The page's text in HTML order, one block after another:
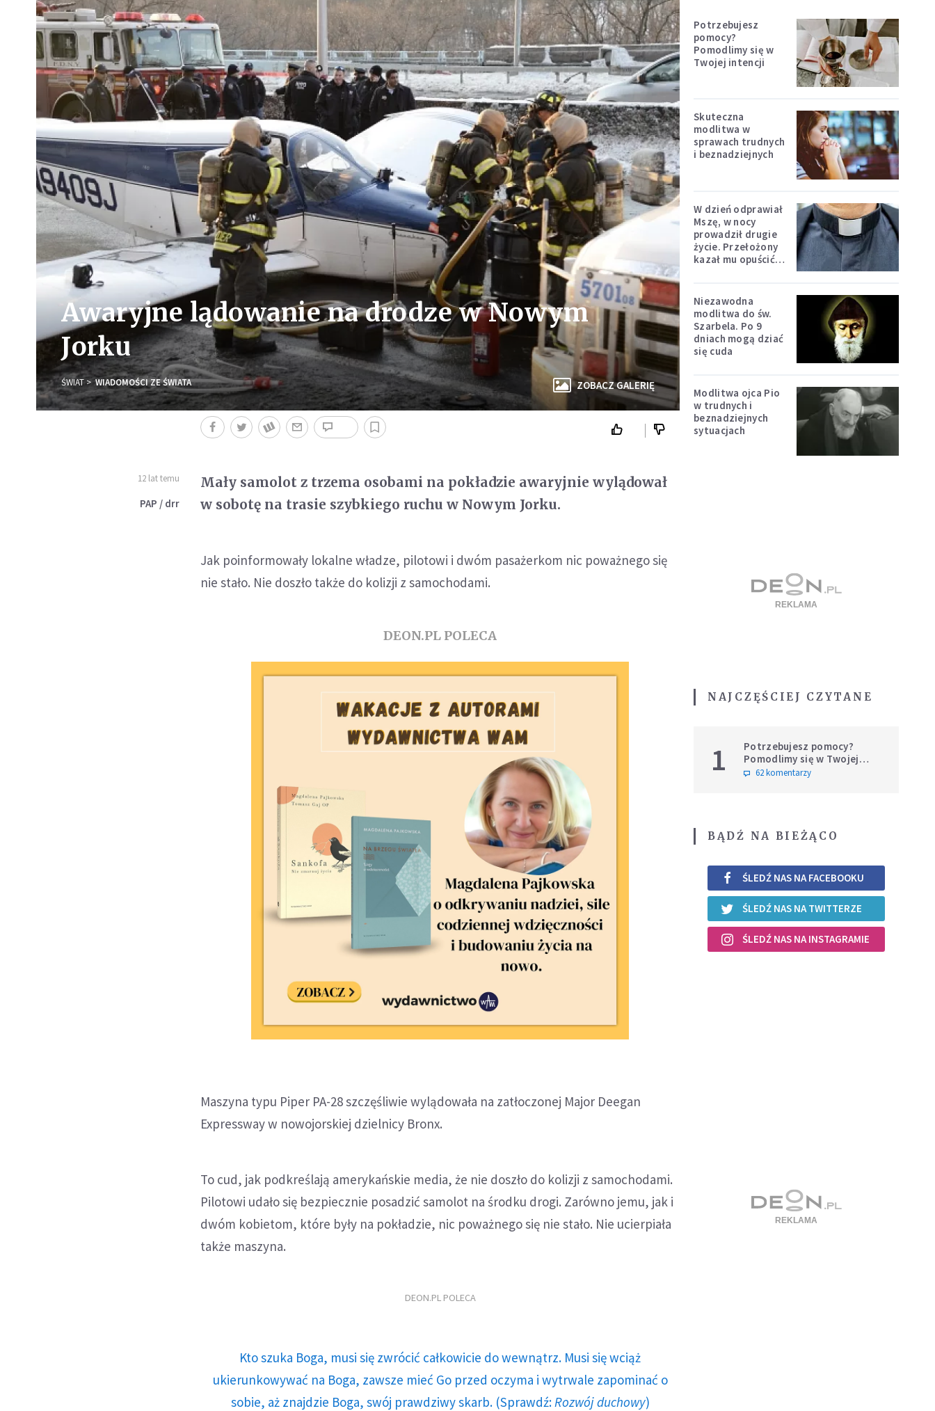
Awaryjne lądowanie na drodze w Nowym
Jorku
ŚWIAT WIADOMOŚCI ZE ŚWIATA ZOBACZ GALERIĘ
12 lat temu
PAP / drr
Mały samolot z trzema osobami na pokładzie awaryjnie wylądował
w sobotę na trasie szybkiego ruchu w Nowym Jorku.
Jak poinformowały lokalne władze, pilotowi i dwóm pasażerkom nic poważnego się
nie stało. Nie doszło także do kolizji z samochodami.
DEON.PL POLECA
Maszyna typu Piper PA-28 szczęśliwie wylądowała na zatłoczonej Major Deegan
Expressway w nowojorskiej dzielnicy Bronx.
To cud, jak podkreślają amerykańskie media, że nie doszło do kolizji z samochodami.
Pilotowi udało się bezpiecznie posadzić samolot na środku drogi. Zarówno jemu, jak i
dwóm kobietom, które były na pokładzie, nic poważnego się nie stało. Nie ucierpiała
także maszyna.
DEON.PL POLECA
Kto szuka Boga, musi się zwrócić całkowicie do wewnątrz. Musi się wciąż
ukierunkowywać na Boga, zawsze mieć Go przed oczyma i wytrwale zapominać o
sobie, aż znajdzie Boga, swój prawdziwy skarb. (Sprawdź: Rozwój duchowy)
Potrzebujesz
pomocy?
Pomodlimy się w
Twojej intencji
Skuteczna
modlitwa w
sprawach trudnych
i beznadziejnych
W dzień odprawiał
Mszę, w nocy
prowadził drugie
życie. Przełożony
kazał mu opuścić
Niezawodna
modlitwa do św.
Szarbela. Po 9
dniach mogą dziać
się cuda
Modlitwa ojca Pio
w trudnych i
beznadziejnych
sytuacjach
NAJCZĘŚCIEJ CZYTANE
1
Potrzebujesz pomocy?
Pomodlimy się w Twojej
intencji
62 komentarzy
BĄDŹ NA BIEŻĄCO
ŚLEDŹ NAS NA FACEBOOKU
ŚLEDŹ NAS NA TWITTERZE
ŚLEDŹ NAS NA INSTAGRAMIE